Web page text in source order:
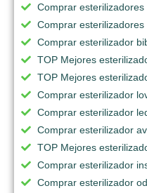
Comprar
Comprar
Comprar esterilizador
TOP Mejores
TOP Mejores
Comprar esterilizador
Comprar esterilizador
Comprar esterilizador
TOP Mejores
Comprar esterilizador
Comprar esterilizador